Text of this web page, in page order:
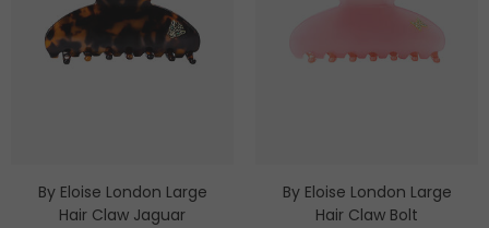
By Eloise London Large
Hair Claw Jaguar
By Eloise London Large
Hair Claw Bolt